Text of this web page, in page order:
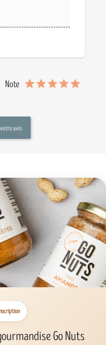
Note
avis
Go Nuts